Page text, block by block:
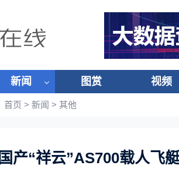
新闻 图赏 视频
首页 > 新闻 > 其他
国产“祥云”AS700载人飞